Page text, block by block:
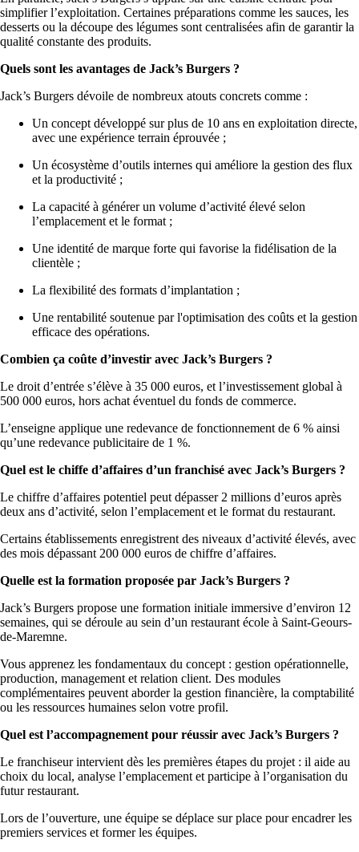
simplifier l’exploitation. Certaines préparations comme les sauces, les
desserts ou la découpe des légumes sont centralisées afin de garantir la
qualité constante des produits.
Quels sont les avantages de Jack’s Burgers ?
Jack’s Burgers dévoile de nombreux atouts concrets comme :
Un concept développé sur plus de 10 ans en exploitation directe,
avec une expérience terrain éprouvée ;
Un écosystème d’outils internes qui améliore la gestion des flux
et la productivité ;
La capacité à générer un volume d’activité élevé selon
l’emplacement et le format ;
Une identité de marque forte qui favorise la fidélisation de la
clientèle ;
La flexibilité des formats d’implantation ;
Une rentabilité soutenue par l'optimisation des coûts et la gestion
efficace des opérations.
Combien ça coûte d’investir avec Jack’s Burgers ?
Le droit d’entrée s’élève à 35 000 euros, et l’investissement global à
500 000 euros, hors achat éventuel du fonds de commerce.
L’enseigne applique une redevance de fonctionnement de 6 % ainsi
qu’une redevance publicitaire de 1 %.
Quel est le chiffe d’affaires d’un franchisé avec Jack’s Burgers ?
Le chiffre d’affaires potentiel peut dépasser 2 millions d’euros après
deux ans d’activité, selon l’emplacement et le format du restaurant.
Certains établissements enregistrent des niveaux d’activité élevés, avec
des mois dépassant 200 000 euros de chiffre d’affaires.
Quelle est la formation proposée par Jack’s Burgers ?
Jack’s Burgers propose une formation initiale immersive d’environ 12
semaines, qui se déroule au sein d’un restaurant école à Saint-Geours-
de-Maremne.
Vous apprenez les fondamentaux du concept : gestion opérationnelle,
production, management et relation client. Des modules
complémentaires peuvent aborder la gestion financière, la comptabilité
ou les ressources humaines selon votre profil.
Quel est l’accompagnement pour réussir avec Jack’s Burgers ?
Le franchiseur intervient dès les premières étapes du projet : il aide au
choix du local, analyse l’emplacement et participe à l’organisation du
futur restaurant.
Lors de l’ouverture, une équipe se déplace sur place pour encadrer les
premiers services et former les équipes.